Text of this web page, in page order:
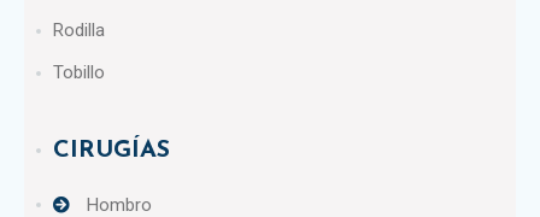
Rodilla
Tobillo
CIRUGÍAS
Hombro